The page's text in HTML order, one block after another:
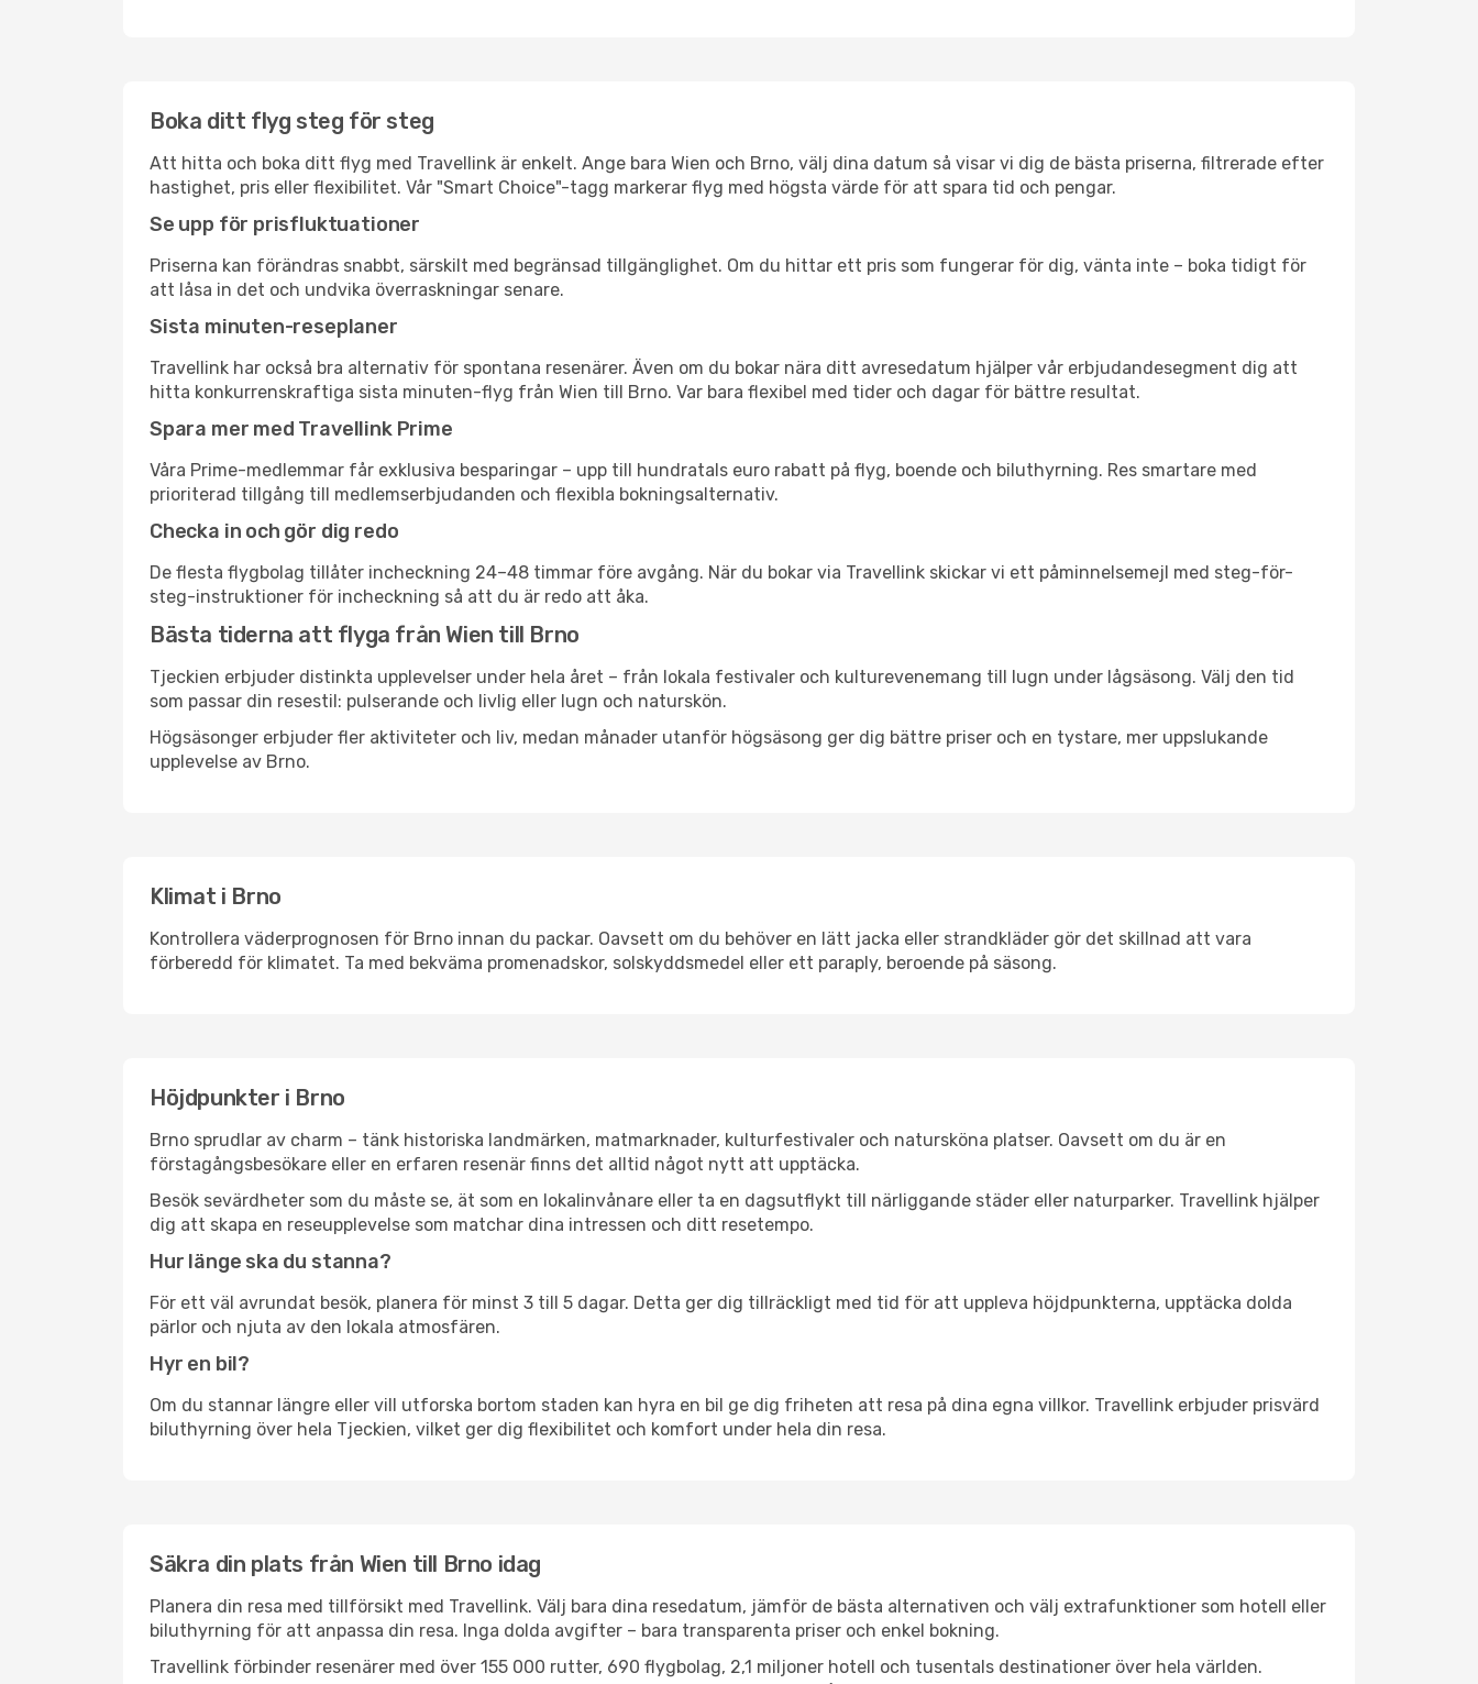
Boka ditt flyg steg för steg
Att hitta och boka ditt flyg med Travellink är enkelt. Ange bara Wien och Brno, välj dina datum så visar vi dig de bästa priserna, filtrerade efter
hastighet, pris eller flexibilitet. Vår "Smart Choice"-tagg markerar flyg med högsta värde för att spara tid och pengar.
Se upp för prisfluktuationer
Priserna kan förändras snabbt, särskilt med begränsad tillgänglighet. Om du hittar ett pris som fungerar för dig, vänta inte – boka tidigt för
att låsa in det och undvika överraskningar senare.
Sista minuten-reseplaner
Travellink har också bra alternativ för spontana resenärer. Även om du bokar nära ditt avresedatum hjälper vår erbjudandesegment dig att
hitta konkurrenskraftiga sista minuten-flyg från Wien till Brno. Var bara flexibel med tider och dagar för bättre resultat.
Spara mer med Travellink Prime
Våra Prime-medlemmar får exklusiva besparingar – upp till hundratals euro rabatt på flyg, boende och biluthyrning. Res smartare med
prioriterad tillgång till medlemserbjudanden och flexibla bokningsalternativ.
Checka in och gör dig redo
De flesta flygbolag tillåter incheckning 24–48 timmar före avgång. När du bokar via Travellink skickar vi ett påminnelsemejl med steg-för-
steg-instruktioner för incheckning så att du är redo att åka.
Bästa tiderna att flyga från Wien till Brno
Tjeckien erbjuder distinkta upplevelser under hela året – från lokala festivaler och kulturevenemang till lugn under lågsäsong. Välj den tid
som passar din resestil: pulserande och livlig eller lugn och naturskön.
Högsäsonger erbjuder fler aktiviteter och liv, medan månader utanför högsäsong ger dig bättre priser och en tystare, mer uppslukande
upplevelse av Brno.
Klimat i Brno
Kontrollera väderprognosen för Brno innan du packar. Oavsett om du behöver en lätt jacka eller strandkläder gör det skillnad att vara
förberedd för klimatet. Ta med bekväma promenadskor, solskyddsmedel eller ett paraply, beroende på säsong.
Höjdpunkter i Brno
Brno sprudlar av charm – tänk historiska landmärken, matmarknader, kulturfestivaler och natursköna platser. Oavsett om du är en
förstagångsbesökare eller en erfaren resenär finns det alltid något nytt att upptäcka.
Besök sevärdheter som du måste se, ät som en lokalinvånare eller ta en dagsutflykt till närliggande städer eller naturparker. Travellink hjälper
dig att skapa en reseupplevelse som matchar dina intressen och ditt resetempo.
Hur länge ska du stanna?
För ett väl avrundat besök, planera för minst 3 till 5 dagar. Detta ger dig tillräckligt med tid för att uppleva höjdpunkterna, upptäcka dolda
pärlor och njuta av den lokala atmosfären.
Hyr en bil?
Om du stannar längre eller vill utforska bortom staden kan hyra en bil ge dig friheten att resa på dina egna villkor. Travellink erbjuder prisvärd
biluthyrning över hela Tjeckien, vilket ger dig flexibilitet och komfort under hela din resa.
Säkra din plats från Wien till Brno idag
Planera din resa med tillförsikt med Travellink. Välj bara dina resedatum, jämför de bästa alternativen och välj extrafunktioner som hotell eller
biluthyrning för att anpassa din resa. Inga dolda avgifter – bara transparenta priser och enkel bokning.
Travellink förbinder resenärer med över 155 000 rutter, 690 flygbolag, 2,1 miljoner hotell och tusentals destinationer över hela världen.